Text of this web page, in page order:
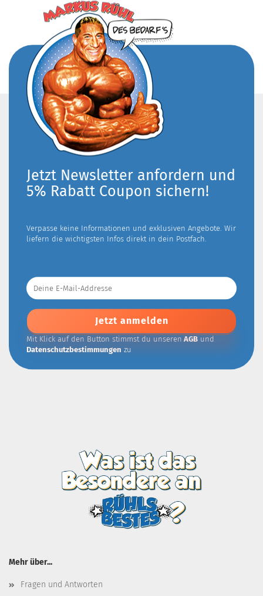
Jetzt Newsletter anfordern und
5% Rabatt Coupon sichern!
Verpasse keine Informationen und exklusiven Angebote. Wir
liefern die wichtigsten Infos direkt in dein Postfach.
Deine
E-
Mail-
Addresse
Mit Klick auf den Button stimmst du unseren AGB und
Datenschutzbestimmungen zu
Mehr über...
Fragen und Antworten